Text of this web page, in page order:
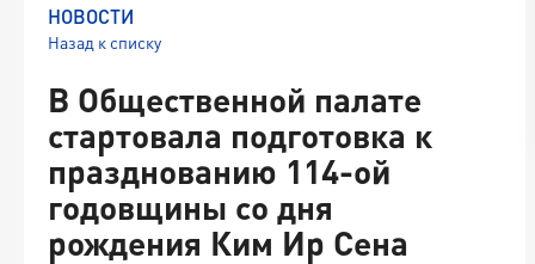
НОВОСТИ
Назад к списку
В Общественной палате
стартовала подготовка к
празднованию 114-ой
годовщины со дня
рождения Ким Ир Сена